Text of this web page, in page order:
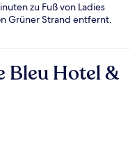
zu Fuß von Ladies
Grüner Strand entfernt.
Bleu Hotel &